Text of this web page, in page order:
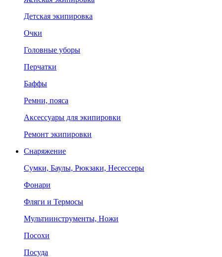
Детская экипировка
Очки
Головные уборы
Перчатки
Баффы
Ремни, пояса
Аксессуары для экипировки
Ремонт экипировки
Снаряжение
Сумки, Баулы, Рюкзаки, Несессеры
Фонари
Фляги и Термосы
Мультиинструменты, Ножи
Посохи
Посуда